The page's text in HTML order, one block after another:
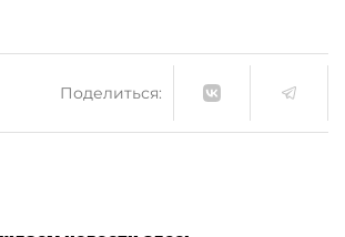
Поделиться: